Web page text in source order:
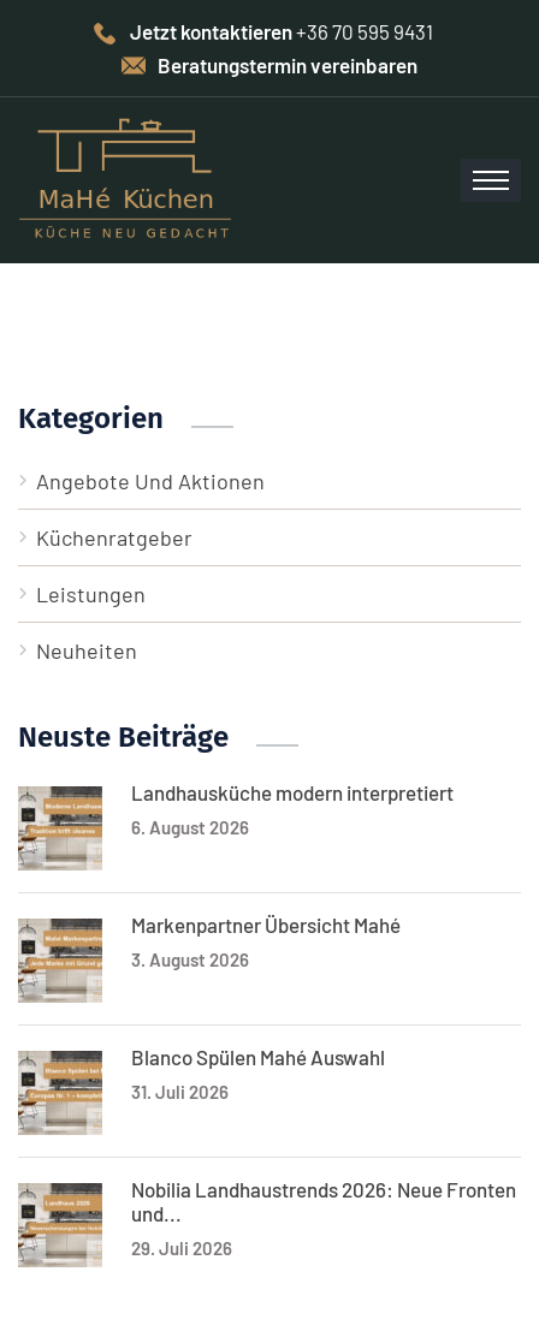
Jetzt kontaktieren+36 70 595 9431
Beratungstermin vereinbaren
Kategorien
Angebote Und Aktionen
Küchenratgeber
Leistungen
Neuheiten
Neuste Beiträge
Landhausküche modern interpretiert
6. August 2026
Markenpartner Übersicht Mahé
3. August 2026
Blanco Spülen Mahé Auswahl
31. Juli 2026
Nobilia Landhaustrends 2026: Neue Fronten
und...
29. Juli 2026